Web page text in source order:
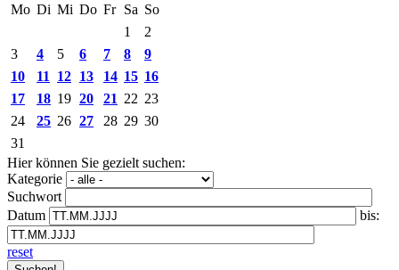
Mo Di Mi Do Fr Sa So
1
2
3
4 5 6 7 8
9
10
11 12 13 14 15 16
17
18 19 20 21 22 23
24
25 26 27 28 29 30
31
Hier können Sie gezielt suchen:
Kategorie
Suchwort
Datum
bis:
reset